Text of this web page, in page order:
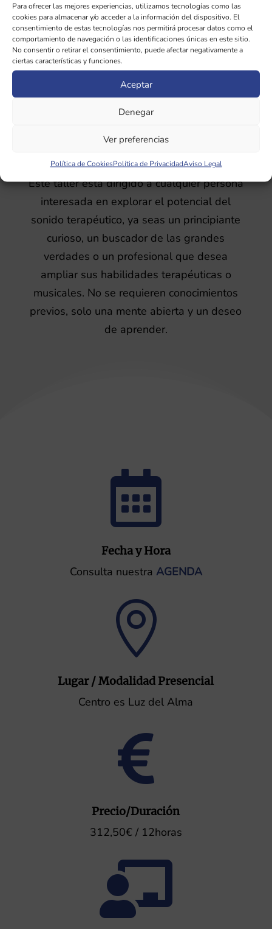
Para ofrecer las mejores experiencias, utilizamos tecnologías como las
cookies para almacenar y/o acceder a la información del dispositivo. El
consentimiento de estas tecnologías nos permitirá procesar datos como el
comportamiento de navegación o las identificaciones únicas en este sitio.
No consentir o retirar el consentimiento, puede afectar negativamente a
ciertas características y funciones.
Aceptar
Denegar
Ver preferencias
Política de CookiesPolítica de PrivacidadAviso Legal
¿QUIÉN PUEDE
BENEFICIARSE DE ESTE
TALLER?
Una formación para todos: principiantes y
Este taller está dirigido a cualquier persona
interesada en explorar el potencial del
sonido terapéutico, ya seas un principiante
curioso, un buscador de las grandes
verdades o un profesional que desea
ampliar sus habilidades terapéuticas o
musicales. No se requieren conocimientos
previos, solo una mente abierta y un deseo
de aprender.

Fecha y Hora
Consulta nuestra AGENDA

Lugar / Modalidad Presencial
Centro es Luz del Alma

Precio/Duración
312,50€ / 12horas
